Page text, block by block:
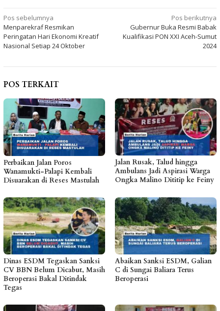
Navigasi
pos
Pos sebelumnya
Menparekraf Resmikan
Peringatan Hari Ekonomi Kreatif
Nasional Setiap 24 Oktober
Pos berikutnya
Gubernur Buka Resmi Babak
Kualifikasi PON XXI Aceh-Sumut
2024
POS TERKAIT
Perbaikan Jalan Poros
Wanamukti-Palapi Kembali
Disuarakan di Reses Mastulah
Jalan Rusak, Talud hingga
Ambulans Jadi Aspirasi Warga
Ongka Malino Dititip ke Feiny
Dinas ESDM Tegaskan Sanksi
CV BBN Belum Dicabut, Masih
Beroperasi Bakal Ditindak
Tegas
Abaikan Sanksi ESDM, Galian
C di Sungai Baliara Terus
Beroperasi